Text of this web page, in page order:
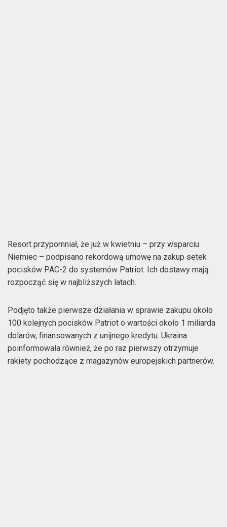
Resort przypomniał, że już w kwietniu – przy wsparciu
Niemiec – podpisano rekordową umowę na zakup setek
pocisków PAC-2 do systemów Patriot. Ich dostawy mają
rozpocząć się w najbliższych latach.
Podjęto także pierwsze działania w sprawie zakupu około
100 kolejnych pocisków Patriot o wartości około 1 miliarda
dolarów, finansowanych z unijnego kredytu. Ukraina
poinformowała również, że po raz pierwszy otrzymuje
rakiety pochodzące z magazynów europejskich partnerów.